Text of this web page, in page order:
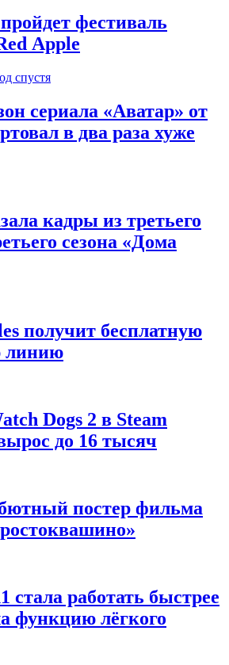
фестиваль
Apple
спустя
сериала «Аватар» от
в два раза хуже
кадры из третьего
сезона «Дома
получит бесплатную
линию
Dogs 2 в Steam
до 16 тысяч
постер фильма
стала работать быстрее
функцию лёгкого